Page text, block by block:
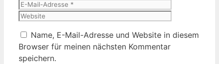
Name, E-Mail-Adresse und Website in diesem
Browser für meinen nächsten Kommentar
speichern.